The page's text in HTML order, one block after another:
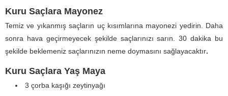
Kuru Saçlara Mayonez
Temiz ve yıkanmış saçların uç kısımlarına mayonezi yedirin. Daha
sonra hava geçirmeyecek şekilde saçlarınızı sarın. 30 dakika bu
şekilde beklemeniz saçlarınızın neme doymasını sağlayacaktır.
Kuru Saçlara Yaş Maya
3 çorba kaşığı zeytinyağı